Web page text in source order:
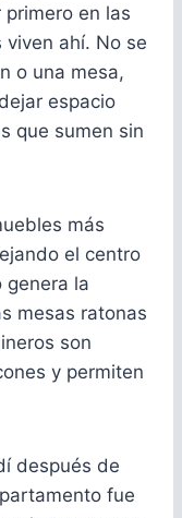
en las
ahí. No se
o una mesa,
espacio
que sumen sin
más
el centro
genera la
mesas ratonas
son
y permiten
después de
fue